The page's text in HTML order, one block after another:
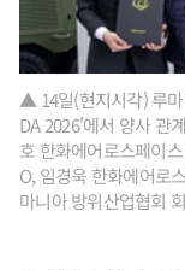
▲ 14일(현지시각) 루
DA 2026'에서 양사 관
호 한화에어로스페이
O, 임경욱 한화에어로
마니아 방위산업협회